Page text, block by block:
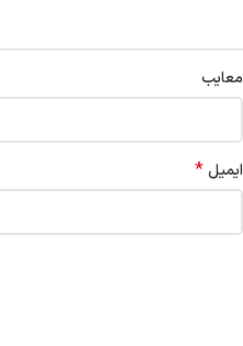
معایب
ایمیل*